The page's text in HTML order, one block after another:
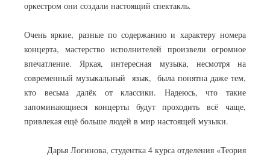
оркестром они создали настоящий спектакль.
Очень яркие, разные по содержанию и характеру номера
концерта, мастерство исполнителей произвели огромное
впечатление. Яркая, интересная музыка, несмотря на
современный музыкальный язык, была понятна даже тем,
кто весьма далёк от классики. Надеюсь, что такие
запоминающиеся концерты будут проходить всё чаще,
привлекая ещё больше людей в мир настоящей музыки.
Дарья Логинова, студентка 4 курса отделения «Теория